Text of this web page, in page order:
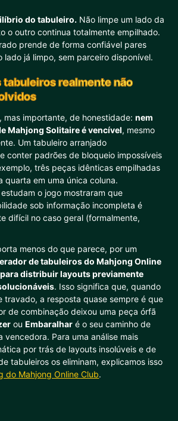
do tabuleiro. Não limpe um lado da
o outro continua totalmente empilhado.
prende de forma confiável pares
lado já limpo, sem parceiro disponível.
tabuleiros realmente não
mas importante, de honestidade:nem
Mahjong Solitaire é vencível, mesmo
Um tabuleiro arranjado
conter padrões de bloqueio impossíveis
três peças idênticas empilhadas
quarta em uma única coluna.
o jogo mostraram que
sob informação incompleta é
difícil no caso geral (formalmente,
menos do que parece, por um
de tabuleiros do Mahjong Online
distribuir layouts previamente
. Isso significa que, quando
travado, a resposta quase sempre é que
de combinação deixou uma peça órfã
ouEmbaralhar é o seu caminho de
vencedora. Para uma análise mais
por trás de layouts insolúveis e de
tabuleiros os eliminam, explicamos isso
do Mahjong Online Club.